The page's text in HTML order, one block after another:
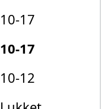
10-17
10-17
10-12